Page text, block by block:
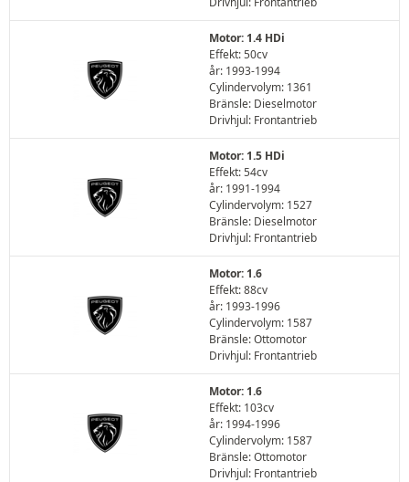
Motor: 1.4 HDi
Effekt: 50cv
år: 1993-1994
Cylindervolym: 1361
Bränsle: Dieselmotor
Drivhjul: Frontantrieb
Motor: 1.5 HDi
Effekt: 54cv
år: 1991-1994
Cylindervolym: 1527
Bränsle: Dieselmotor
Drivhjul: Frontantrieb
Motor: 1.6
Effekt: 88cv
år: 1993-1996
Cylindervolym: 1587
Bränsle: Ottomotor
Drivhjul: Frontantrieb
Motor: 1.6
Effekt: 103cv
år: 1994-1996
Cylindervolym: 1587
Bränsle: Ottomotor
Drivhjul: Frontantrieb